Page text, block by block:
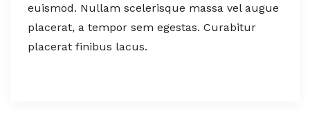
euismod. Nullam scelerisque massa vel augue
placerat, a tempor sem egestas. Curabitur
placerat finibus lacus.